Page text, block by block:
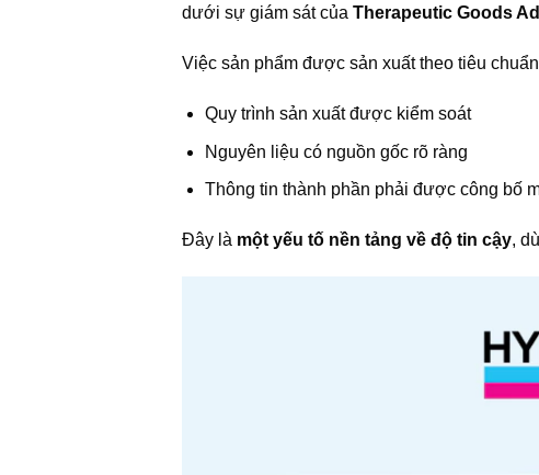
dưới sự giám sát củaTherapeutic Goods
Việc sản phẩm được sản xuất theo tiêu
Quy trình sản xuất được kiểm soát
Nguyên liệu có nguồn gốc rõ ràng
Thông tin thành phần phải được công bố
Đây là một yếu tố nền tảng về độ tin cậy,